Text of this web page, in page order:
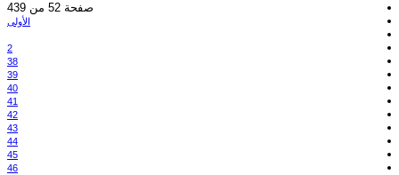
صفحة 52 من 439
الأولى
2
38
39
40
41
42
43
44
45
46